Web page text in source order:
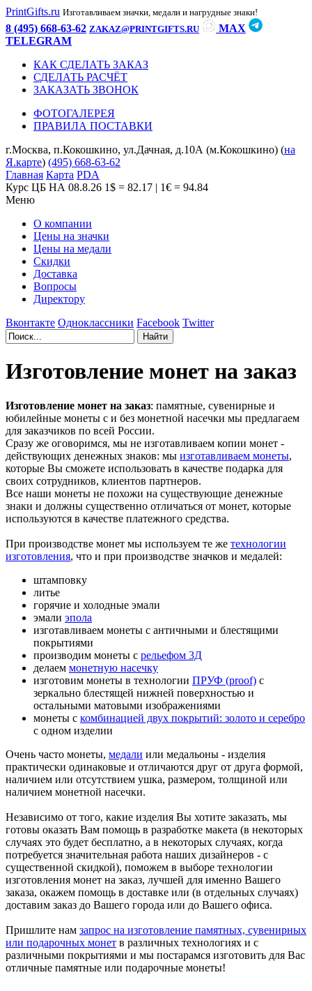
PrintGifts.ru Изготавливаем значки, медали и нагрудные знаки!
8 (495) 668-63-62 ZAKAZ@PRINTGIFTS.RU
MAX
TELEGRAM
КАК СДЕЛАТЬ ЗАКАЗ
СДЕЛАТЬ РАСЧЁТ
ЗАКАЗАТЬ ЗВОНОК
ФОТОГАЛЕРЕЯ
ПРАВИЛА ПОСТАВКИ
г.Москва, п.Кокошкино, ул.Дачная, д.10А (м.Кокошкино) (на
Я.карте) (495) 668-63-62
Главная Карта PDA
Курс ЦБ НА 08.8.26 1$ = 82.17 | 1€ = 94.84
Меню
О компании
Цены на значки
Цены на медали
Скидки
Доставка
Вопросы
Директору
Вконтакте Одноклассники Facebook Twitter
Изготовление монет на заказ
Изготовление монет на заказ: памятные, сувенирные и
юбилейные монеты с и без монетной насечки мы предлагаем
для заказчиков по всей России.
Сразу же оговоримся, мы не изготавливаем копии монет -
действующих денежных знаков: мы изготавливаем монеты,
которые Вы сможете использовать в качестве подарка для
своих сотрудников, клиентов партнеров.
Все наши монеты не похожи на существующие денежные
знаки и должны существенно отличаться от монет, которые
используются в качестве платежного средства.
При производстве монет мы используем те же технологии
изготовления, что и при производстве значков и медалей:
штамповку
литье
горячие и холодные эмали
эмали эпола
изготавливаем монеты с античными и блестящими
покрытиями
производим монеты с рельефом 3Д
делаем монетную насечку
изготовим монеты в технологии ПРУФ (proof) с
зеркально блестящей нижней поверхностью и
остальными матовыми изображениями
монеты с комбинацией двух покрытий: золото и серебро
с одном изделии
Очень часто монеты, медали или медальоны - изделия
практически одинаковые и отличаются друг от друга формой,
наличием или отсутствием ушка, размером, толщиной или
наличием монетной насечки.
Независимо от того, какие изделия Вы хотите заказать, мы
готовы оказать Вам помощь в разработке макета (в некоторых
случаях это будет бесплатно, а в некоторых случаях, когда
потребуется значительная работа наших дизайнеров - с
существенной скидкой), поможем в выборе технологии
изготовления монет на заказ, лучшей для именно Вашего
заказа, окажем помощь в доставке или (в отдельных случаях)
доставим заказ до Вашего города или до Вашего офиса.
Пришлите нам запрос на изготовление памятных, сувенирных
или подарочных монет в различных технологиях и с
различными покрытиями и мы постарамся изготовить для Вас
отличные памятные или подарочные монеты!